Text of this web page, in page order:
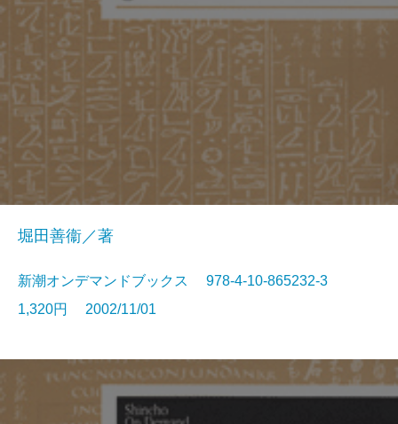
堀田善衞／著
新潮オンデマンドブックス 978-4-10-865232-3
1,320円 2002/11/01